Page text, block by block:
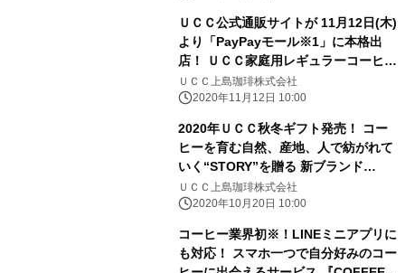
ＵＣＣ公式通販サイトが 11月12日(木)
より「PayPayモール※1」に本格出
店！ ＵＣＣ家庭用レギュラーコーヒー
全ブランドをラインアップ！
ＵＣＣ上島珈琲株式会社
2020年11月12日 10:00
2020年ＵＣＣ秋冬ギフト発売！ コー
ヒーを育む自然、産地、人で紡がれて
いく“STORY”を贈る 新ブランド
『COFFEE LOVE STORY』新登場！
ＵＣＣ上島珈琲株式会社
2020年10月20日 10:00
コーヒー業界初※！LINEミニアプリに
も対応！ スマホ一つで自分好みのコー